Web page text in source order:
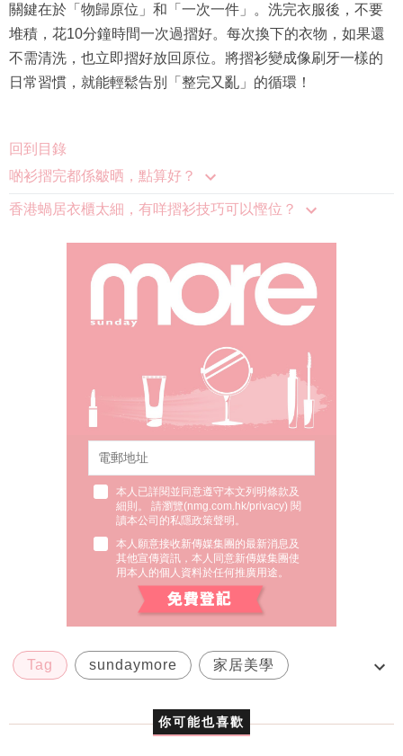
關鍵在於「物歸原位」和「一次一件」。洗完衣服後，不要
堆積，花10分鐘時間一次過摺好。每次換下的衣物，如果還
不需清洗，也立即摺好放回原位。將摺衫變成像刷牙一樣的
日常習慣，就能輕鬆告別「整完又亂」的循環！
回到目錄
啲衫摺完都係皺晒，點算好？
香港蝸居衣櫃太細，有咩摺衫技巧可以慳位？
本人已詳閱並同意遵守本文列明條款及
細則。 請瀏覽(nmg.com.hk/privacy) 閱
讀本公司的私隱政策聲明。
本人願意接收新傳媒集團的最新消息及
其他宣傳資訊，本人同意新傳媒集團使
用本人的個人資料於任何推廣用途。
Tag sundaymore 家居美學
你可能也喜歡